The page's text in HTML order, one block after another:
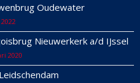
Oudewater
Nieuwerkerk a/d IJssel
2020